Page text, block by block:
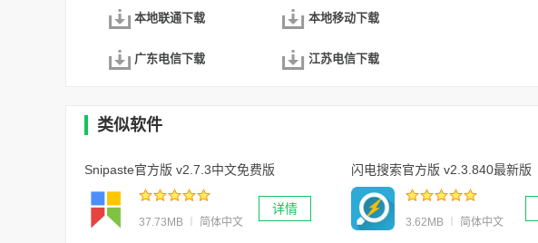
本地联通下载 本地移动下载
广东电信下载 江苏电信下载
类似软件
Snipaste官方版 v2.7.3中文免费版
37.73MB ︱ 简体中文
详情
闪电搜索官方版 v2.3.840最新版
3.62MB ︱ 简体中文